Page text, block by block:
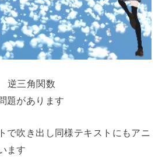
逆三角関数
題があります
で吹き出し同様テキストにもアニ
ます